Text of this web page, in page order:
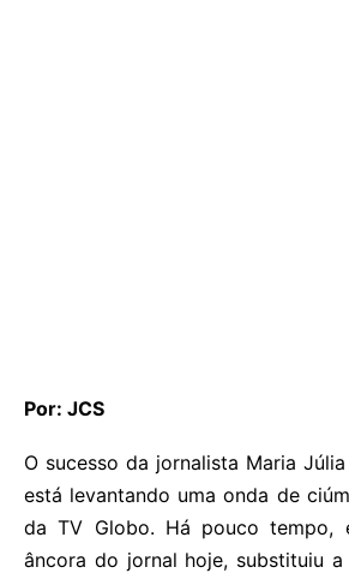
Por: JCS
O sucesso da jornalista Maria
está levantando uma onda de
da TV Globo. Há pouco tempo,
âncora do jornal hoje, substituiu